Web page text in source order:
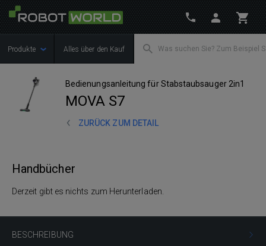
Produkte Alles über den Kauf
Bedienungsanleitung für Stabstaubsauger 2in1
MOVA S7
ZURÜCK ZUM DETAIL
BESCHREIBUNG
Handbücher
Derzeit gibt es nichts zum Herunterladen.